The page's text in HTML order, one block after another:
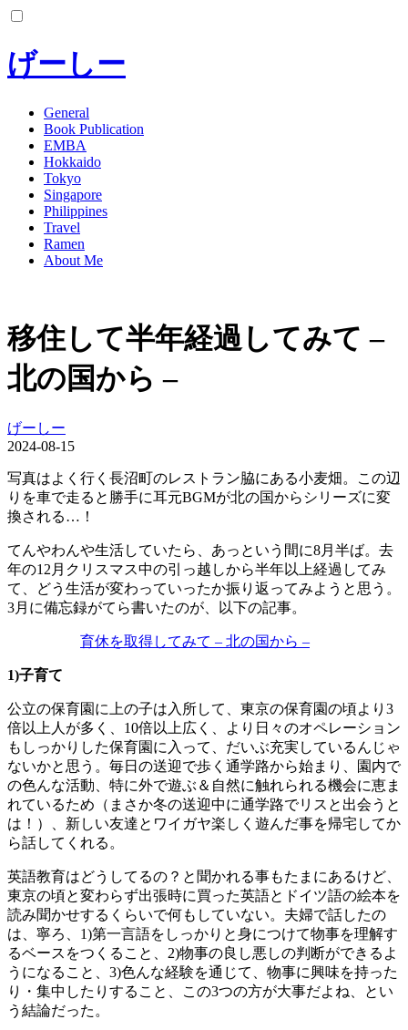
コ
テ
ン
げーしー
General
Book Publication
EMBA
Hokkaido
Tokyo
Singapore
Philippines
Travel
Ramen
About Me
移住して半年経過してみて –
北の国から –
げーしー
2024-08-15
写真はよく行く長沼町のレストラン脇にある小麦畑。この辺
りを車で走ると勝手に耳元BGMが北の国からシリーズに変
換される…！
てんやわんや生活していたら、あっという間に8月半ば。去
年の12月クリスマス中の引っ越しから半年以上経過してみ
て、どう生活が変わっていったか振り返ってみようと思う。
3月に備忘録がてら書いたのが、以下の記事。
育休を取得してみて – 北の国から –
1)子育て
公立の保育園に上の子は入所して、東京の保育園の頃より3
倍以上人が多く、10倍以上広く、より日々のオペレーション
もしっかりした保育園に入って、だいぶ充実しているんじゃ
ないかと思う。毎日の送迎で歩く通学路から始まり、園内で
の色んな活動、特に外で遊ぶ＆自然に触れられる機会に恵ま
れているため（まさか冬の送迎中に通学路でリスと出会うと
は！）、新しい友達とワイガヤ楽しく遊んだ事を帰宅してか
ら話してくれる。
英語教育はどうしてるの？と聞かれる事もたまにあるけど、
東京の頃と変わらず出張時に買った英語とドイツ語の絵本を
読み聞かせするくらいで何もしていない。夫婦で話したの
は、寧ろ、1)第一言語をしっかりと身につけて物事を理解す
るベースをつくること、2)物事の良し悪しの判断ができるよ
うになること、3)色んな経験を通じて、物事に興味を持った
り・集中したりすること、この3つの方が大事だよね、とい
う結論だった。